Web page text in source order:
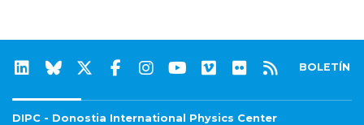
BOLETÍN
DIPC - Donostia International Physics Center